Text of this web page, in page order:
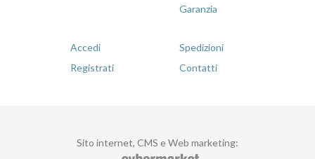
Garanzia
Accedi
Registrati
Spedizioni
Contatti
Sito internet, CMS e Web marketing: